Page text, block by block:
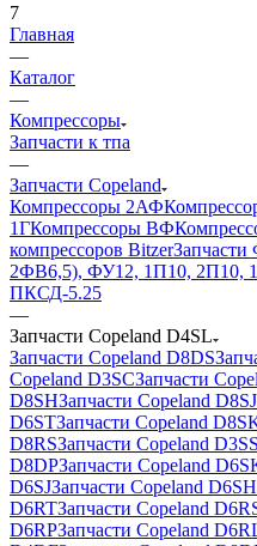
7
Главная
—
Каталог
—
Компрессоры
Запчасти к тпа
—
Запчасти Copeland
Компрессоры 2АФ
1ГКомпрессоры ВФ
компрессоров Bitzer
2ФВ6,5), ФУ12, 1П10, 2П10,
ПКСД-5.25
—
Запчасти Copeland D4SL
Запчасти Copeland D8DS
Copeland D3SCЗапчасти
D8SHЗапчасти Copeland D8SJ
D6STЗапчасти Copeland
D8RSЗапчасти Copeland D3SS
D8DPЗапчасти Copeland
D6SJЗапчасти Copeland D6SH
D6RTЗапчасти Copeland
D6RPЗапчасти Copeland